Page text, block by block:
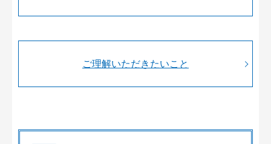
ご理解いただきたいこと